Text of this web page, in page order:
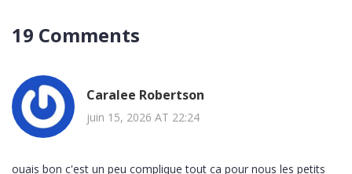
19 Comments
Caralee Robertson
juin 15, 2026 AT 22:24
ouais bon c'est un peu complique tout ca pour nous les petits